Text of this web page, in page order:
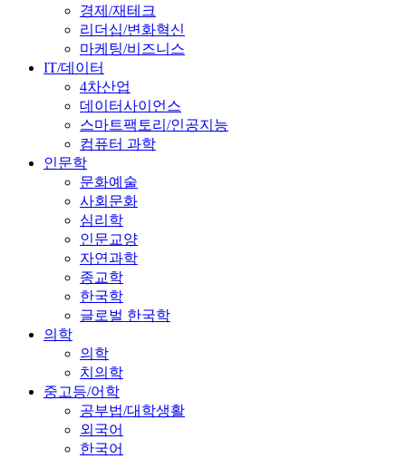
경제/재테크
리더십/변화혁신
마케팅/비즈니스
IT/데이터
4차산업
데이터사이언스
스마트팩토리/인공지능
컴퓨터 과학
인문학
문화예술
사회문화
심리학
인문교양
자연과학
종교학
한국학
글로벌 한국학
의학
의학
치의학
중고등/어학
공부법/대학생활
외국어
한국어